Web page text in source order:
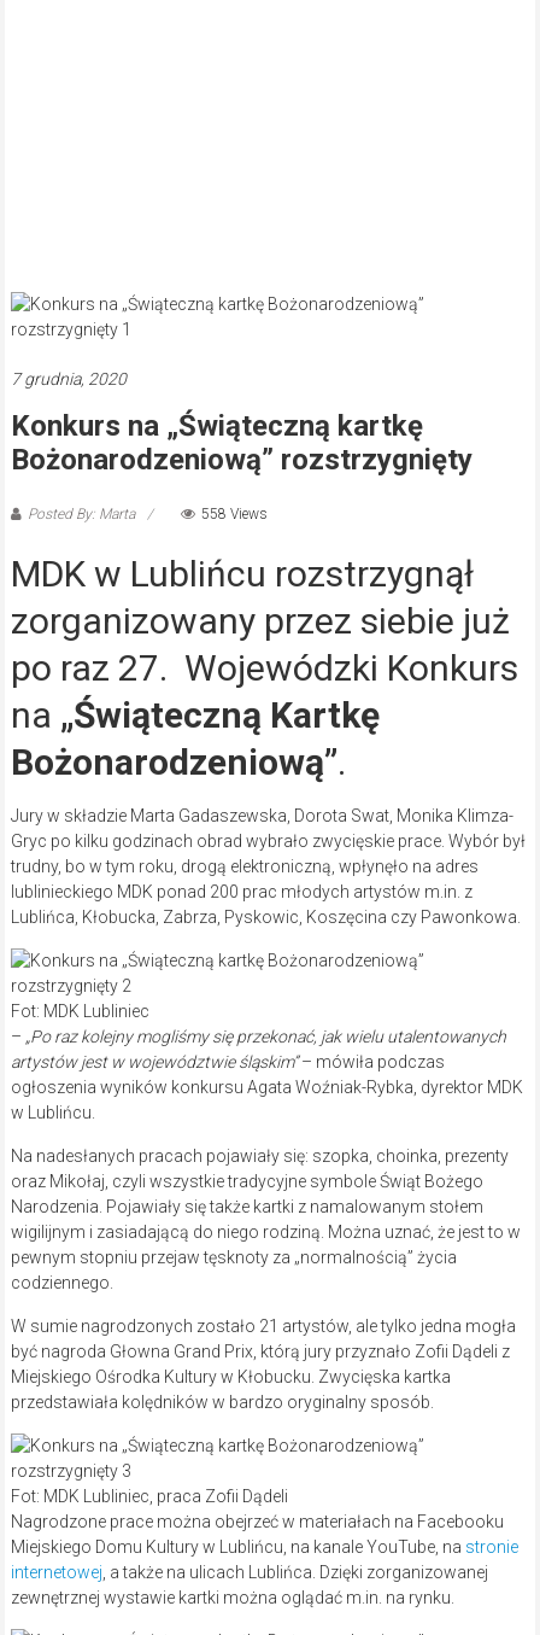
7 grudnia, 2020
Konkurs na „Świąteczną kartkę
Bożonarodzeniową” rozstrzygnięty
Posted By: Marta 558 Views
MDK w Lublińcu rozstrzygnął
zorganizowany przez siebie już
po raz 27. Wojewódzki Konkurs
na „Świąteczną Kartkę
Bożonarodzeniową”.
Jury w składzie Marta Gadaszewska, Dorota Swat, Monika Klimza-
Gryc po kilku godzinach obrad wybrało zwycięskie prace. Wybór był
trudny, bo w tym roku, drogą elektroniczną, wpłynęło na adres
lublinieckiego MDK ponad 200 prac młodych artystów m.in. z
Lublińca, Kłobucka, Zabrza, Pyskowic, Koszęcina czy Pawonkowa.
Fot: MDK Lubliniec
– „Po raz kolejny mogliśmy się przekonać, jak wielu utalentowanych
artystów jest w województwie śląskim”– mówiła podczas
ogłoszenia wyników konkursu Agata Woźniak-Rybka, dyrektor MDK
w Lublińcu.
Na nadesłanych pracach pojawiały się: szopka, choinka, prezenty
oraz Mikołaj, czyli wszystkie tradycyjne symbole Świąt Bożego
Narodzenia. Pojawiały się także kartki z namalowanym stołem
wigilijnym i zasiadającą do niego rodziną. Można uznać, że jest to w
pewnym stopniu przejaw tęsknoty za „normalnością” życia
codziennego.
W sumie nagrodzonych zostało 21 artystów, ale tylko jedna mogła
być nagroda Głowna Grand Prix, którą jury przyznało Zofii Dądeli z
Miejskiego Ośrodka Kultury w Kłobucku. Zwycięska kartka
przedstawiała kolędników w bardzo oryginalny sposób.
Fot: MDK Lubliniec, praca Zofii Dądeli
Nagrodzone prace można obejrzeć w materiałach na Facebooku
Miejskiego Domu Kultury w Lublińcu, na kanale YouTube, na stronie
internetowej , a także na ulicach Lublińca. Dzięki zorganizowanej
zewnętrznej wystawie kartki można oglądać m.in. na rynku.